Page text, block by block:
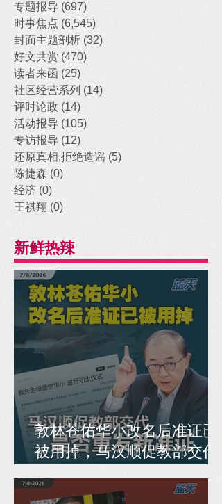
专题报导 (697)
时事焦点 (6,545)
封面主题剖析 (32)
好文共赏 (470)
读者来函 (25)
社区经营系列 (14)
评时论政 (14)
活动报导 (105)
专访报导 (12)
还原真相,拒绝造谣 (5)
陈捷森 (0)
经济 (0)
王祺翔 (0)
新鲜热辣
敦林苍佑华小改名后准证已
被用掉，马汉顺促教部交代